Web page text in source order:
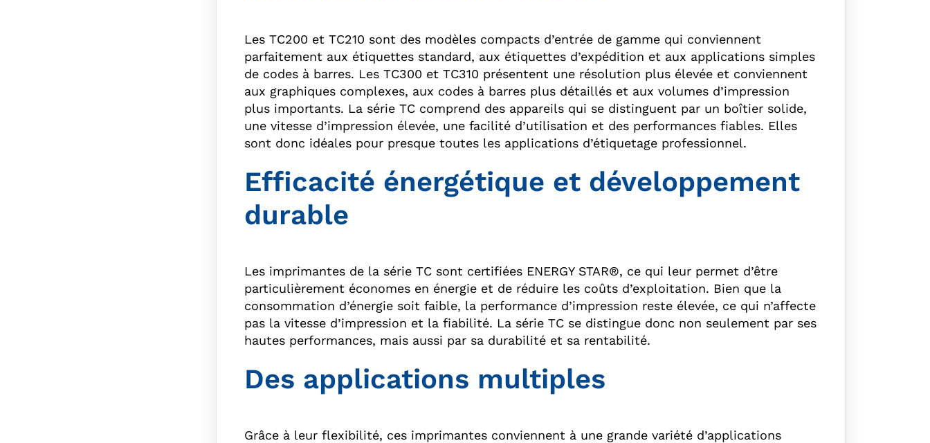
Les TC200 et TC210 sont des modèles compacts d’entrée de gamme qui conviennent
parfaitement aux étiquettes standard, aux étiquettes d’expédition et aux applications simples
de codes à barres. Les TC300 et TC310 présentent une résolution plus élevée et conviennent
aux graphiques complexes, aux codes à barres plus détaillés et aux volumes d’impression
plus importants. La série TC comprend des appareils qui se distinguent par un boîtier solide,
une vitesse d’impression élevée, une facilité d’utilisation et des performances fiables. Elles
sont donc idéales pour presque toutes les applications d’étiquetage professionnel.
Efficacité énergétique et développement
durable
Les imprimantes de la série TC sont certifiées ENERGY STAR®, ce qui leur permet d’être
particulièrement économes en énergie et de réduire les coûts d’exploitation. Bien que la
consommation d’énergie soit faible, la performance d’impression reste élevée, ce qui n’affecte
pas la vitesse d’impression et la fiabilité. La série TC se distingue donc non seulement par ses
hautes performances, mais aussi par sa durabilité et sa rentabilité.
Des applications multiples
Grâce à leur flexibilité, ces imprimantes conviennent à une grande variété d’applications